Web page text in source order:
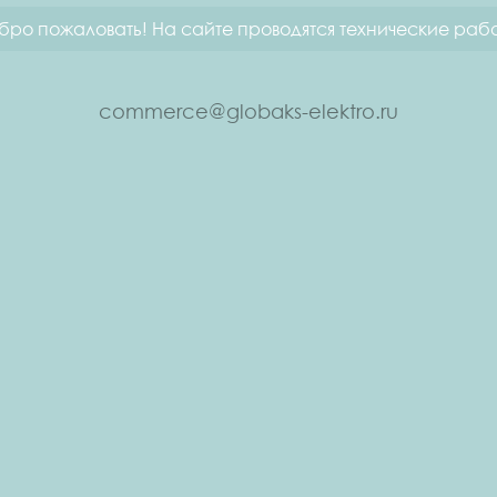
пожаловать! На сайте проводятся технические
commerce@globaks-elektro.ru